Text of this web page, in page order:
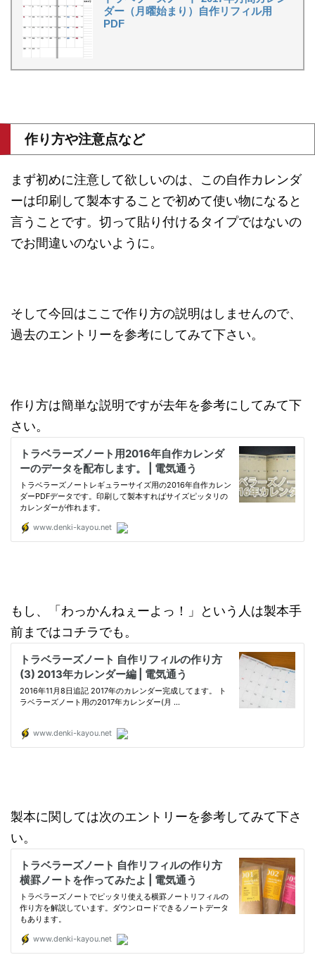
ダー（月曜始まり）自作リフィル用
PDF
作り方や注意点など
まず初めに注意して欲しいのは、この自作カレンダ
ーは印刷して製本することで初めて使い物になると
言うことです。切って貼り付けるタイプではないの
でお間違いのないように。
そして今回はここで作り方の説明はしませんので、
過去のエントリーを参考にしてみて下さい。
作り方は簡単な説明ですが去年を参考にしてみて下
さい。
もし、「わっかんねぇーよっ！」という人は製本手
前まではコチラでも。
製本に関しては次のエントリーを参考してみて下さ
い。